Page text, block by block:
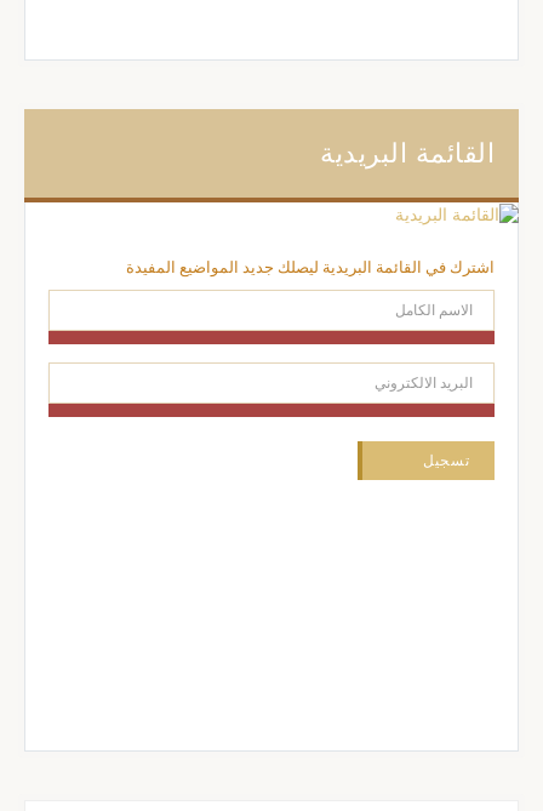
القائمة البريدية
اشترك في القائمة البريدية ليصلك جديد المواضيع المفيدة